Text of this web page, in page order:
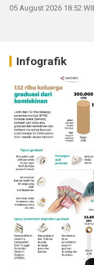
05 August 2026 18:52
Infografik